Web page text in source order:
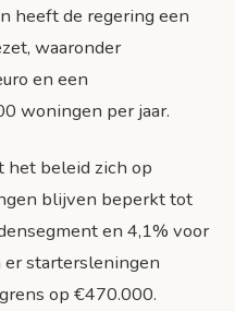
maximale verhoging
6,1% maximale
maximale verhoging
nederland 2026
dan geld alleen
verschillende
heeft de regering een
waaronder
en een
woningen per jaar.
het beleid zich op
blijven beperkt tot
en 4,1% voor
er startersleningen
op €470.000.